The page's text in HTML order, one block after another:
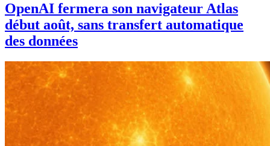
OpenAI fermera son navigateur Atlas
début août, sans transfert automatique
des données